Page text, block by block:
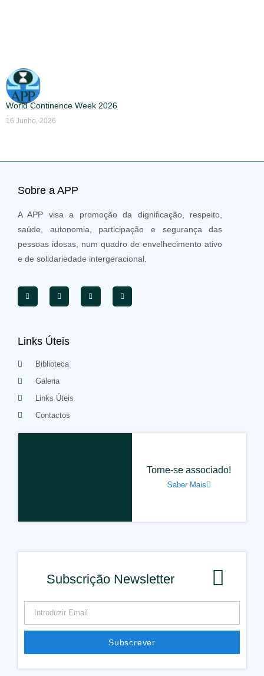
World Continence Week 2026
16 Junho, 2026
Sobre a APP
A APP visa a promoção da dignificação, respeito,
saúde, autonomia, participação e segurança das
pessoas idosas, num quadro de envelhecimento ativo
e de solidariedade intergeracional.
Links Úteis
Biblioteca
Galeria
Links Úteis
Contactos
Torne-se associado!
Saber Mais
Subscrição Newsletter
Subscrever